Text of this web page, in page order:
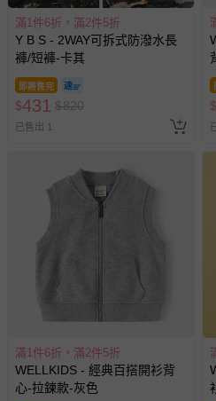
-接觸性孕哺產品（奶嘴、
帶束縛衣、餐搖椅等）。
-其他原廠盒裝商品封口處
示字句等說明貼紙、封條
國際航空、客運、訂房等
相關的退換貨辦理流程，可詳
其他常見問題：
運送服務：目前提供的運送僅
區，可能會無法配送，或須依
亦保留出貨與否的權利。離島
商品實際的配達日期，可於訂
已出貨通知之訊息為主。
如您收到商品，請依正常流程
情形，您可申請更換新品或退
若您對於會員帳號、商品訂購
滿1件6折，滿2件5折
Y B S - 2WAY可拆式防潑水長
褲/短褲-卡其
即將售完
$431 $820
已售出 1
$
滿1件6折，滿2件5折
WELLKIDS - 經典百搭開衫背
心-拉鍊款-灰色